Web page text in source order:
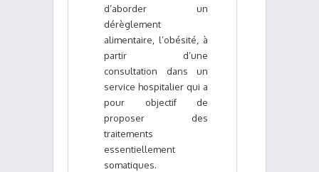
d’aborder un
dérèglement
alimentaire, l’obésité, à
partir d’une
consultation dans un
service hospitalier qui a
pour objectif de
proposer des
traitements
essentiellement
somatiques.